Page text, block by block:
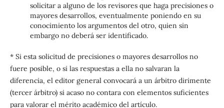
solicitar a alguno de los revisores que haga precisiones o
mayores desarrollos, eventualmente poniendo en su
conocimiento los argumentos del otro, quien sin
embargo no deberá ser identificado.
* Si esta solicitud de precisiones o mayores desarrollos no
fuere posible, o si las respuestas a ella no salvaran la
diferencia, el editor general convocará a un árbitro dirimente
(tercer árbitro) si acaso no contara con elementos suficientes
para valorar el mérito académico del artículo.